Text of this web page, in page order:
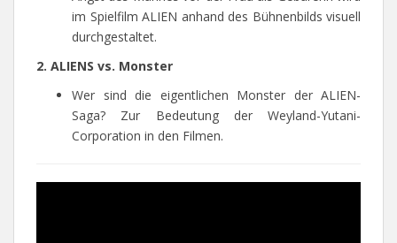
im Spielfilm ALIEN anhand des Bühnenbilds visuell
durchgestaltet.
2. ALIENS vs. Monster
Wer sind die eigentlichen Monster der ALIEN-
Saga? Zur Bedeutung der Weyland-Yutani-
Corporation in den Filmen.